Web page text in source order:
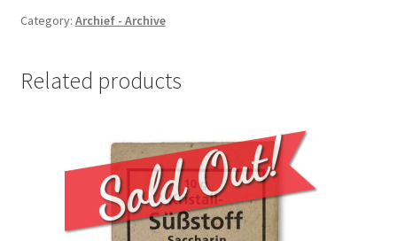
Category: Archief - Archive
Related products